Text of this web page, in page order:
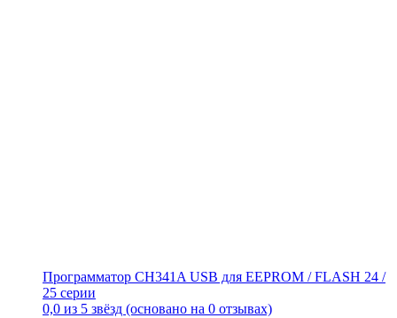
Программатор CH341A USB для EEPROM / FLASH 24 /
25 серии
0,0 из 5 звёзд (основано на 0 отзывах)